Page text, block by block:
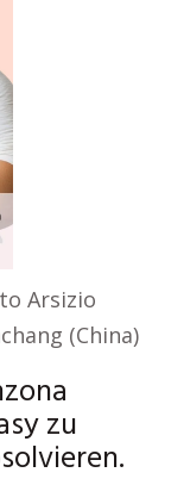
Arsizio
(China)
zu